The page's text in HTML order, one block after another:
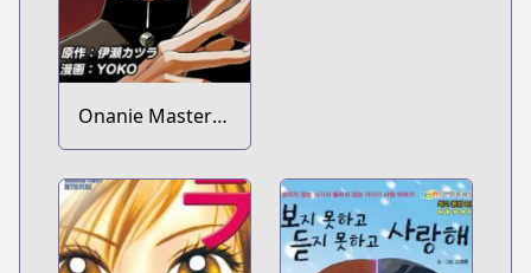
Onanie Master
Kurosawa